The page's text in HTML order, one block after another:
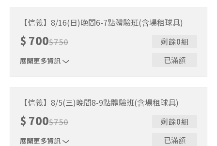
制。歡迎邀請親友一同報名參加，享受團體運動樂趣！ 如
人數未達開班門檻，或因天候不佳無法如期舉行，POA將視
情況安排延期或併班處理。 ⚠️ 報名完成後，如因天候因素
無法上課，僅提供課程延期選項，恕不退費，請參閱【報名
與課程異動規則】。報名後視為您已同意上述規則。
【信義】8/16(日)晚間6-7點體驗班(含場租球具)
$ 700$750
展開更多資訊
剩餘0組
已滿額
制。歡迎邀請親友一同報名參加，享受團體運動樂趣！ 如
人數未達開班門檻，或因天候不佳無法如期舉行，POA將視
情況安排延期或併班處理。 ⚠️ 報名完成後，如因天候因素
無法上課，僅提供課程延期選項，恕不退費，請參閱【報名
與課程異動規則】。報名後視為您已同意上述規則。
【信義】8/5(三)晚間8-9點體驗班(含場租球具)
$ 700$750
展開更多資訊
剩餘0組
已滿額